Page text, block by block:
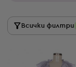
Всички филтри